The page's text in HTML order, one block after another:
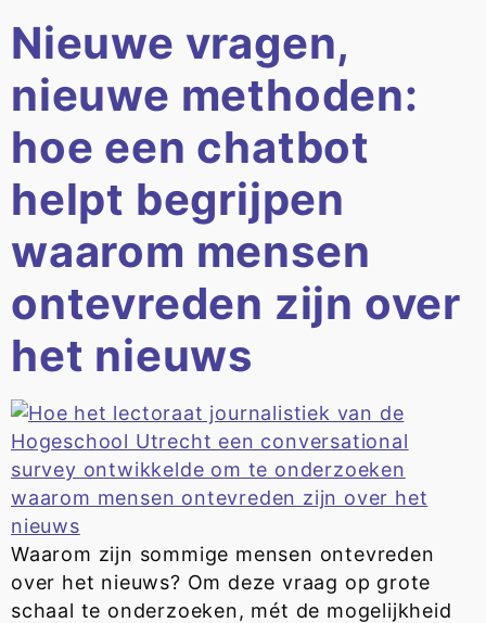
Nieuwe vragen,
nieuwe methoden:
hoe een chatbot
helpt begrijpen
waarom mensen
ontevreden zijn over
het nieuws
Waarom zijn sommige mensen ontevreden
over het nieuws? Om deze vraag op grote
schaal te onderzoeken, mét de mogelijkheid